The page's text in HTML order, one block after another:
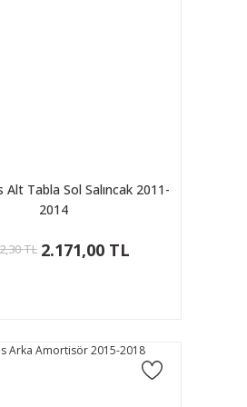
Alt Tabla Sol Salıncak 2011-
2014
TL 2.171,00 TL